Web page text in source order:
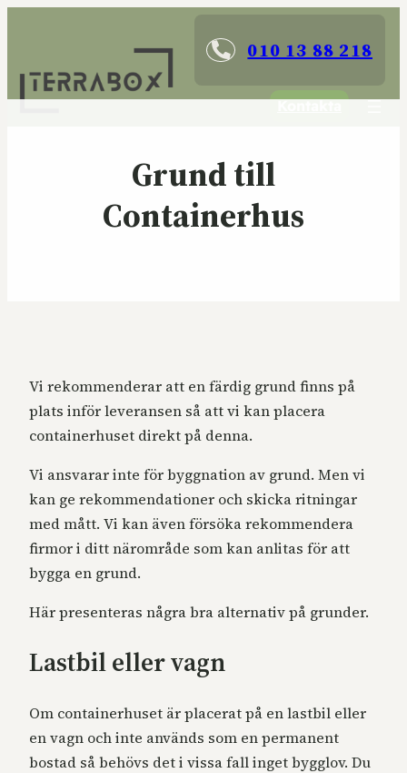
010 13 88 218
Grund till
Containerhus
Vi rekommenderar att en färdig grund finns på
plats inför leveransen så att vi kan placera
containerhuset direkt på denna.
Vi ansvarar inte för byggnation av grund. Men vi
kan ge rekommendationer och skicka ritningar
med mått. Vi kan även försöka rekommendera
firmor i ditt närområde som kan anlitas för att
bygga en grund.
Här presenteras några bra alternativ på grunder.
Lastbil eller vagn
Om containerhuset är placerat på en lastbil eller
en vagn och inte används som en permanent
bostad så behövs det i vissa fall inget bygglov. Du